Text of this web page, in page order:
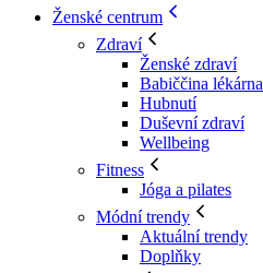
Ženské centrum
Zdraví
Ženské zdraví
Babiččina lékárna
Hubnutí
Duševní zdraví
Wellbeing
Fitness
Jóga a pilates
Módní trendy
Aktuální trendy
Doplňky